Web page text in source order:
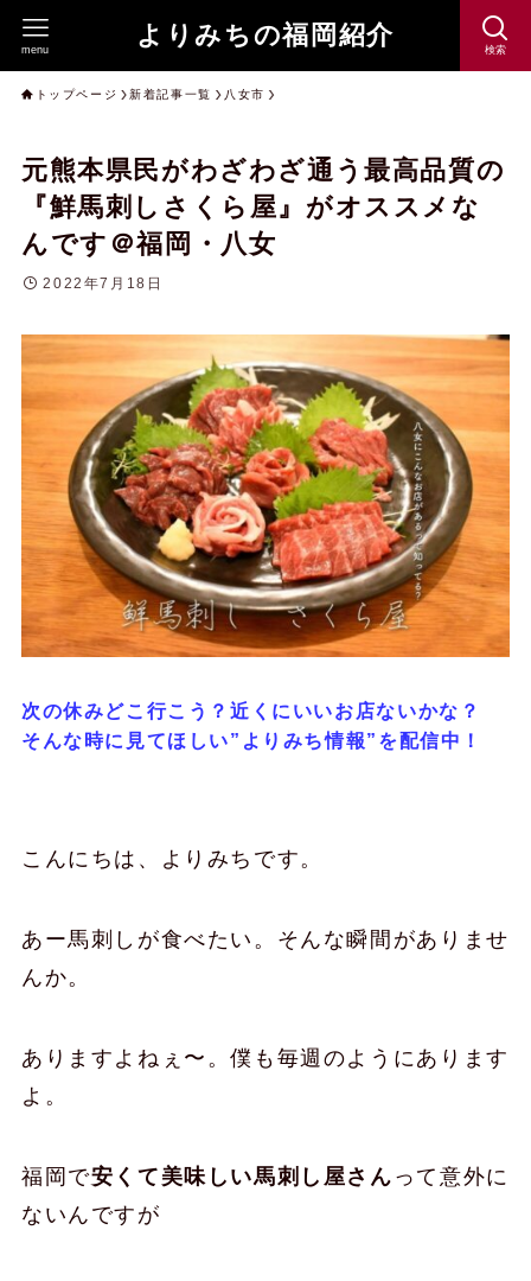
よりみちの福岡紹介 検索
menu
トップページ 新着記事一覧 八女市
元熊本県民がわざわざ通う最高品質の
『鮮馬刺しさくら屋』がオススメな
んです＠福岡・八女
2022年7月18日
次の休みどこ行こう？近くにいいお店ないかな？
そんな時に見てほしい”よりみち情報”を配信中！
こんにちは、よりみちです。
あー馬刺しが食べたい。そんな瞬間がありませ
んか。
ありますよねぇ〜。僕も毎週のようにあります
よ。
福岡で安くて美味しい馬刺し屋さん って意外に
ないんですが